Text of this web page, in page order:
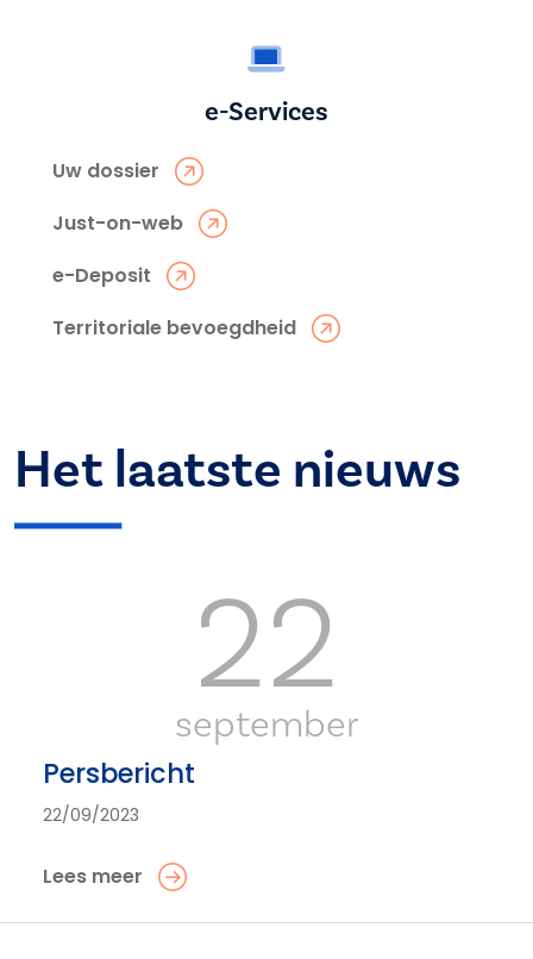
e-Services
Uw dossier
Just-on-web
e-Deposit
Territoriale bevoegdheid
Het laatste nieuws
22
september
Persbericht
22/09/2023
Lees meer